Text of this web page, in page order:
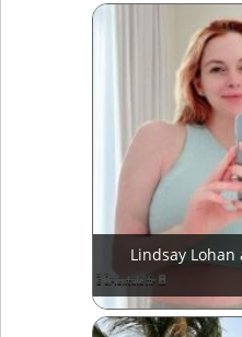
Lindsay